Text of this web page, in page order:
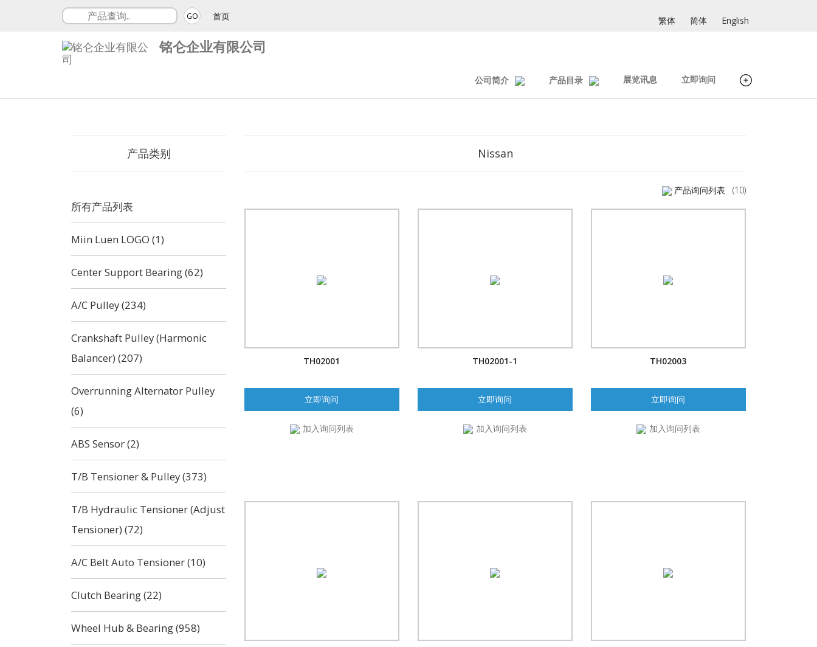
GO 首页 繁体 简体 English
铭仑企业有限公司
公司简介 产品目录 展览讯息 立即询问
产品类别
所有产品列表
Miin Luen LOGO (1)
Center Support Bearing (62)
A/C Pulley (234)
Crankshaft Pulley (Harmonic
Balancer) (207)
Overrunning Alternator Pulley
(6)
ABS Sensor (2)
T/B Tensioner & Pulley (373)
T/B Hydraulic Tensioner (Adjust
Tensioner) (72)
A/C Belt Auto Tensioner (10)
Clutch Bearing (22)
Wheel Hub & Bearing (958)
Nissan
产品询问列表 (10)
TH02001
立即询问
加入询问列表
TH02001-1
立即询问
加入询问列表
TH02003
立即询问
加入询问列表